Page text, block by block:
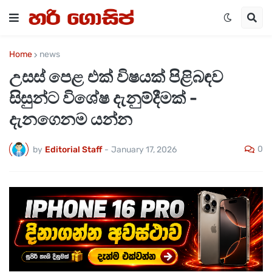
Home news
උසස් පෙළ එක් විෂයක් පිළිබඳව
සිසුන්ට විශේෂ දැනුම්දීමක් -
දැනගෙනම යන්න
by Editorial Staff - January 17, 2026 0